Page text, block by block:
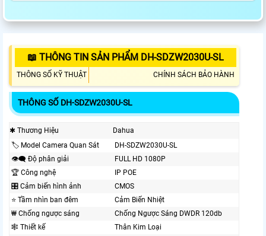
📖 THÔNG TIN SẢN PHẨM DH-SDZW2030U-SL
THÔNG SỐ KỸ THUẬT CHÍNH SÁCH BẢO HÀNH
THÔNG SỐ DH-SDZW2030U-SL
✱ Thương Hiệu
Dahua
🏷 Model Camera Quan Sát
DH-SDZW2030U-SL
👁️‍🗨 Độ phân giải
FULL HD 1080P
🏆 Công nghệ
IP POE
🎛 Cảm biến hình ảnh
CMOS
⭐ Tầm nhìn ban đêm
Cảm Biến Nhiệt
₩ Chống ngược sáng
Chống Ngược Sáng DWDR 120db
🕸️ Thiết kế
Thân Kim Loại